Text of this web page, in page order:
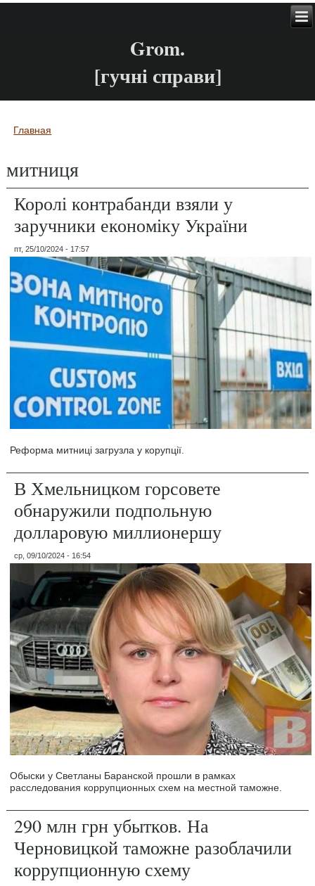
Grom.
[гучні справи]
Вы здесь
Главная
митниця
Королі контрабанди взяли у
заручники економіку України
пт, 25/10/2024 - 17:57
Реформа митниці загрузла у корупції.
В Хмельницком горсовете
обнаружили подпольную
долларовую миллионершу
ср, 09/10/2024 - 16:54
Обыски у Светланы Баранской прошли в рамках
расследования коррупционных схем на местной таможне.
290 млн грн убытков. На
Черновицкой таможне разоблачили
коррупционную схему